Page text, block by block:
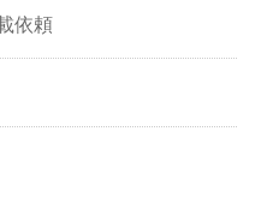
依頼